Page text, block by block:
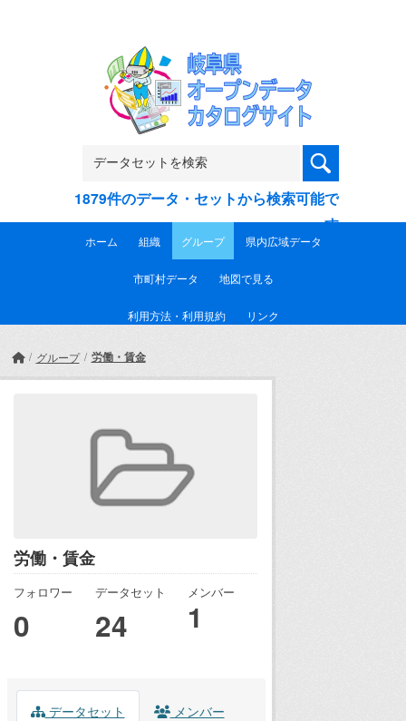
1879件のデータ・セットから検索可能で
す
ホーム 組織 グループ 県内広域データ
市町村データ 地図で見る
利用方法・利用規約 リンク
グループ 労働・賃金
労働・賃金
フォロワー
0
データセット
24
メンバー
1
データセット メンバー